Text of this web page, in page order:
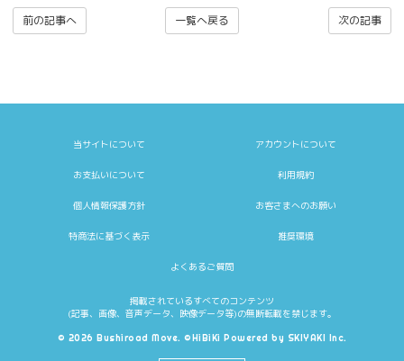
次の記事
一覧へ戻る
前の記事へ
当サイトについて アカウントについて
お支払いについて 利用規約
個人情報保護方針 お客さまへのお願い
特商法に基づく表示 推奨環境
よくあるご質問
掲載されているすべてのコンテンツ
(記事、画像、音声データ、映像データ等)の無断転載を禁じます。
© 2026 Bushiroad Move. ©HiBiKi Powered by SKIYAKI Inc.